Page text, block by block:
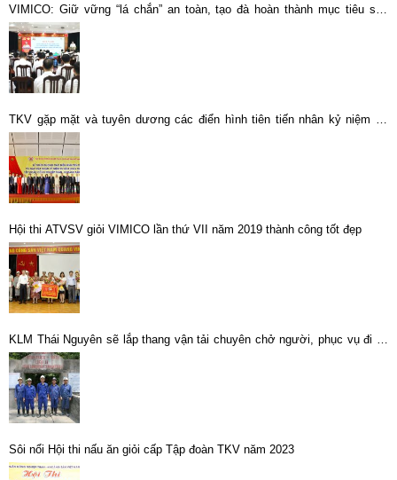
VIMICO: Giữ vững “lá chắn” an toàn, tạo đà hoàn thành mục tiêu sản
xuất kinh doanh năm 2026
TKV gặp mặt và tuyên dương các điển hình tiên tiến nhân kỷ niệm 25
năm ngày thành lập
Hội thi ATVSV giỏi VIMICO lần thứ VII năm 2019 thành công tốt đẹp
KLM Thái Nguyên sẽ lắp thang vận tải chuyên chở người, phục vụ đi lại
cho thợ lò Làng Hích
Sôi nổi Hội thi nấu ăn giỏi cấp Tập đoàn TKV năm 2023